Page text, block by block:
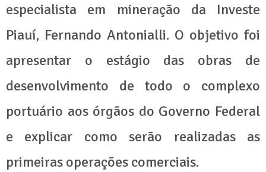
especialista em mineração da Investe
Piauí, Fernando Antonialli. O objetivo foi
apresentar o estágio das obras de
desenvolvimento de todo o complexo
portuário aos órgãos do Governo Federal
e explicar como serão realizadas as
primeiras operações comerciais.